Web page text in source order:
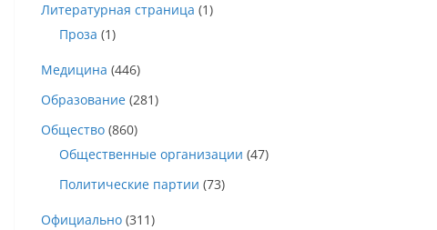
Литературная страница (1)
Проза (1)
Медицина (446)
Образование (281)
Общество (860)
Общественные организации (47)
Политические партии (73)
Официально (311)